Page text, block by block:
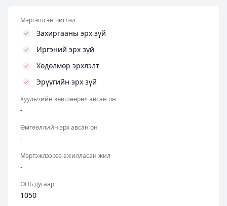
Мэргэшсэн чиглэл
Захиргааны эрх зүй
Иргэний эрх зүй
Хөдөлмөр эрхлэлт
Эрүүгийн эрх зүй
Хуульчийн зөвшөөрөл авсан он
-
Өмгөөллийн эрх авсан он
-
Мэргэжлээрээ ажилласан жил
-
ӨНБ дугаар
1050